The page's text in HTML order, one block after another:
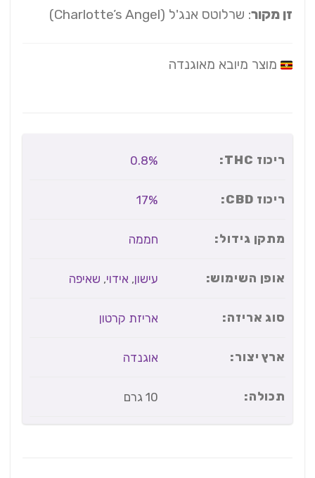
זן מקור: שרלוטס אנג'ל (Charlotte’s Angel)
מוצר מיובא מאוגנדה
ריכוז THC: 0.8%
ריכוז CBD: 17%
מתקן גידול: חממה
אופן השימוש: עישון,אידוי,שאיפה
סוג אריזה: אריזת קרטון
ארץ יצור: אוגנדה
תכולה: 10 גרם